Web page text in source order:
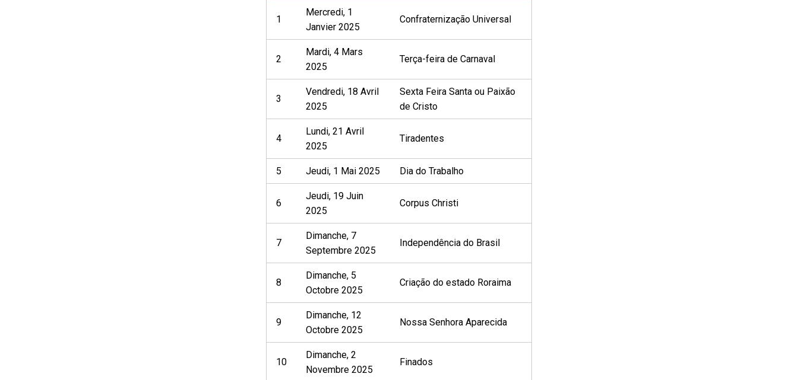
1
Mercredi, 1
Janvier 2025
Confraternização Universal
2
Mardi, 4 Mars
2025
Terça-feira de Carnaval
3
Vendredi, 18 Avril
2025
Sexta Feira Santa ou Paixão
de Cristo
4
Lundi, 21 Avril
2025
Tiradentes
5 Jeudi, 1 Mai 2025 Dia do Trabalho
6
Jeudi, 19 Juin
2025
Corpus Christi
7
Dimanche, 7
Septembre 2025
Independência do Brasil
8
Dimanche, 5
Octobre 2025
Criação do estado Roraima
9
Dimanche, 12
Octobre 2025
Nossa Senhora Aparecida
10
Dimanche, 2
Novembre 2025
Finados